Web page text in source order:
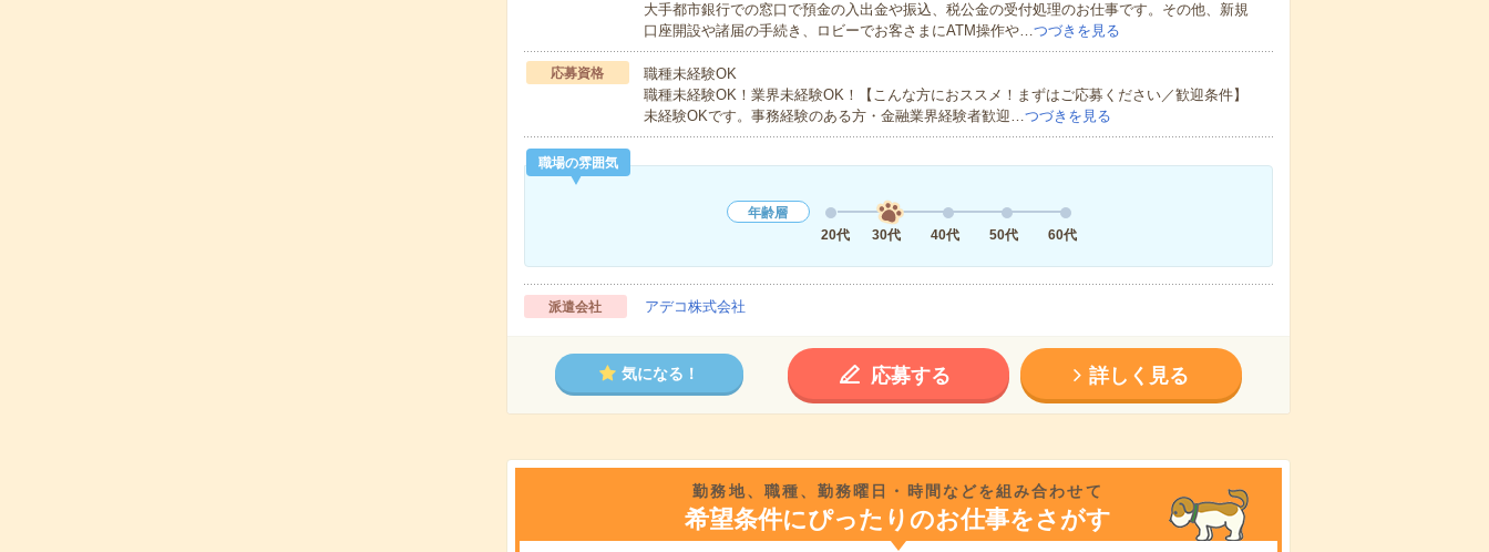
大手都市銀行での窓口で預金の入出金や振込、税公金の受付処理のお仕事です。その他、新規
口座開設や諸届の手続き、ロビーでお客さまにATM操作や…つづきを見る
応募資格
職種未経験OK
職種未経験OK！業界未経験OK！【こんな方におススメ！まずはご応募ください／歓迎条件】
未経験OKです。事務経験のある方・金融業界経験者歓迎…つづきを見る
職場の雰囲気
年齢層
20代
30代 40代 50代 60代
派遣会社 アデコ株式会社
気になる！ 応募する 詳しく見る
勤務地、職種、勤務曜日・時間などを組み合わせて
希望条件にぴったりのお仕事をさがす